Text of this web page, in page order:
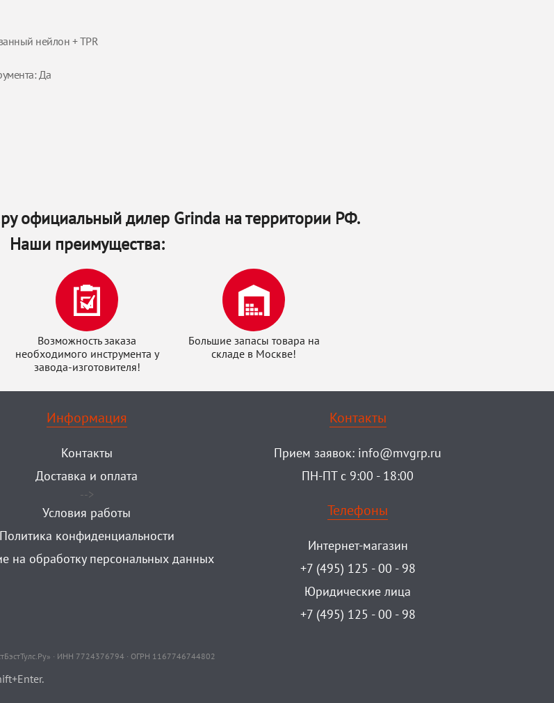
нейлон + TPR
Да
официальный дилер Grinda на территории РФ.
Наши преимущества:
Возможность заказа
необходимого инструмента у
завода-изготовителя!
Большие запасы товара на
складе в Москве!
Информация
Контакты
Доставка и оплата
-->
Условия работы
Политика конфиденциальности
на обработку персональных данных
Контакты
Прием заявок: info@mvgrp.ru
ПН-ПТ с 9:00 - 18:00
Телефоны
Интернет-магазин
+7 (495) 125 - 00 - 98
Юридические лица
+7 (495) 125 - 00 - 98
· ИНН 7724376794 · ОГРН 1167746744802